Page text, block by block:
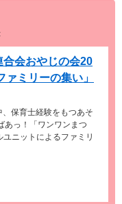
会おやじの会20
ミリーの集い」
保育士経験をもつあそ
あっ！「ワンワンまつ
ニットによるファミリ